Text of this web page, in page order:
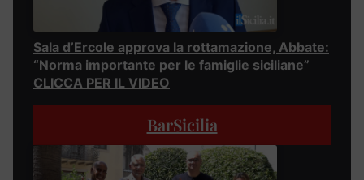
Sala d’Ercole approva la rottamazione, Abbate:
“Norma importante per le famiglie siciliane”
CLICCA PER IL VIDEO
BarSicilia